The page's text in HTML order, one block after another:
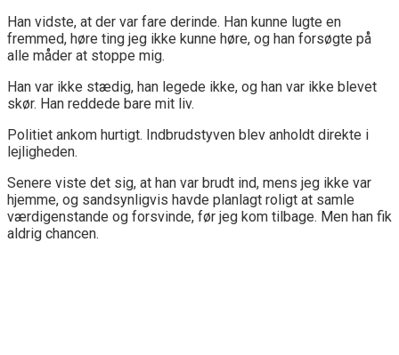
Han vidste, at der var fare derinde. Han kunne lugte en
fremmed, høre ting jeg ikke kunne høre, og han forsøgte på
alle måder at stoppe mig.
Han var ikke stædig, han legede ikke, og han var ikke blevet
skør. Han reddede bare mit liv.
Politiet ankom hurtigt. Indbrudstyven blev anholdt direkte i
lejligheden.
Senere viste det sig, at han var brudt ind, mens jeg ikke var
hjemme, og sandsynligvis havde planlagt roligt at samle
værdigenstande og forsvinde, før jeg kom tilbage. Men han fik
aldrig chancen.